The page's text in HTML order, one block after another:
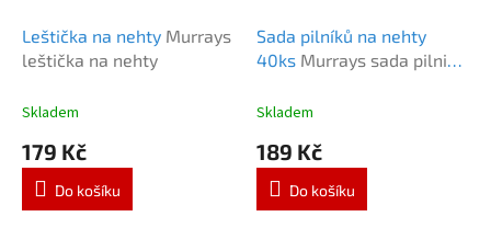
Leštička na nehty Murrays
leštička na nehty
Skladem
179 Kč
Do košíku
Sada pilníků na nehty
40ks Murrays sada pilniků
Skladem
189 Kč
Do košíku